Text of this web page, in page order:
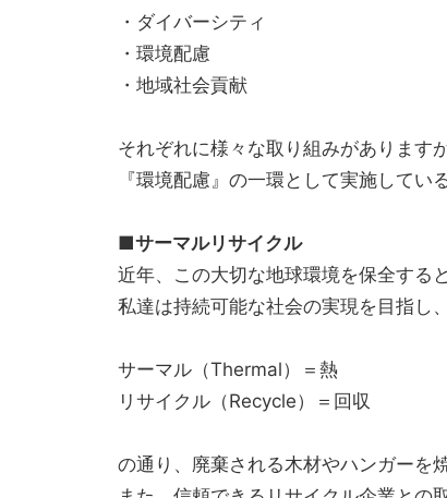
・ダイバーシティ
・環境配慮
・地域社会貢献
それぞれに様々な取り組みがあります
『環境配慮』の一環として実施してい
■サーマルリサイクル
近年、この大切な地球環境を保全する
私達は持続可能な社会の実現を目指し
サーマル（Thermal）＝熱
リサイクル（Recycle）＝回収
の通り、廃棄される木材やハンガーを